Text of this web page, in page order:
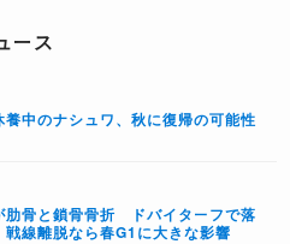
ース
養中のナシュワ、秋に復帰の可能性
肋骨と鎖骨骨折 ドバイターフで落
線離脱なら春G1に大きな影響